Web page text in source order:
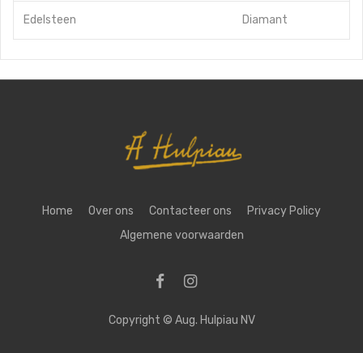
Edelsteen Diamant
Home Over ons Contacteer ons
Privacy Policy
Algemene voorwaarden
Copyright © Aug. Hulpiau NV